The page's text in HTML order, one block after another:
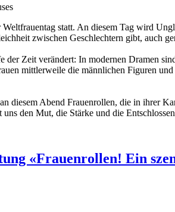
statt. An diesem Tag wird
zwischen Geschlechtern gibt, auch
Zeit verändert: In modernen Dramen
mittlerweile die männlichen Figuren
diesem Abend Frauenrollen, die in ihrer
den Mut, die Stärke und die
«Frauenrollen! Ein